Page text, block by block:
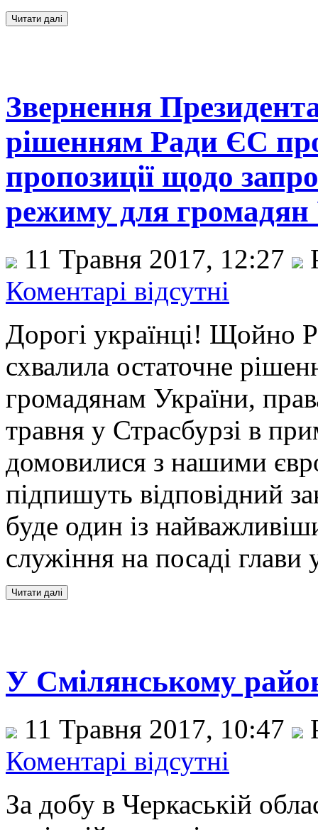
Звернення
рішенням Ради ЄС
пропозиції щодо
режиму для громадян
11 Травня 2017, 12:27
Коментарі відсутні
Дорогі українці! Щойно
схвалила остаточне
громадянам України,
травня у Страсбурзі в
домовилися з нашими
підпишуть відповідний
буде один із
служіння на посаді глави
У Смілянському
11 Травня 2017, 10:47
Коментарі відсутні
За добу в Черкаській